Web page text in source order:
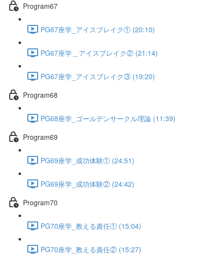
Program67
PG67座学_アイスブレイク① (20:10)
PG67座学＿アイスブレイク② (21:14)
PG67座学_アイスブレイク③ (19:20)
Program68
PG68座学_ゴールデンサークル理論 (11:39)
Program69
PG69座学_成功体験① (24:51)
PG69座学_成功体験② (24:42)
Program70
PG70座学_教える責任① (15:04)
PG70座学_教える責任② (15:27)